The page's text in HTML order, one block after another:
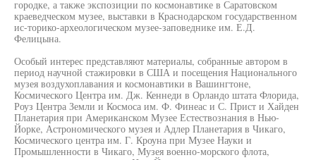
городке, а также экспозиции по космонавтике в Саратовском
краеведческом музее, выставки в Краснодарском государственном
ис-торико-археологическом музее-заповеднике им. Е.Д.
Фелицына.
Особый интерес представляют материалы, собранные автором в
период научной стажировки в США и посещения Национального
музея воздухоплавания и космонавтики в Вашингтоне,
Космического Центра им. Дж. Кеннеди в Орландо штата Флорида,
Роуз Центра Земли и Космоса им. Ф. Финеас и С. Прист и Хайден
Планетария при Американском Музее Естествознания в Нью-
Йорке, Астрономического музея и Адлер Планетария в Чикаго,
Космического центра им. Г. Кроуна при Музее Науки и
Промышленности в Чикаго, Музея военно-морского флота,